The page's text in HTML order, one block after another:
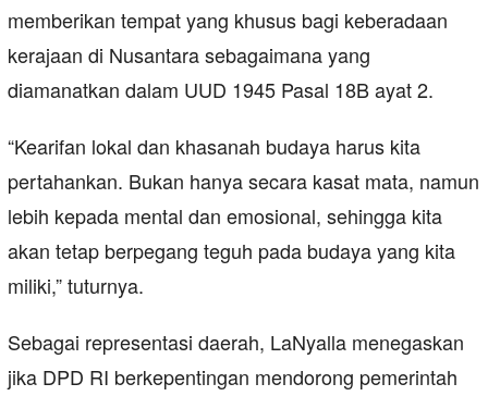
memberikan tempat yang khusus bagi keberadaan
kerajaan di Nusantara sebagaimana yang
diamanatkan dalam UUD 1945 Pasal 18B ayat 2.
“Kearifan lokal dan khasanah budaya harus kita
pertahankan. Bukan hanya secara kasat mata, namun
lebih kepada mental dan emosional, sehingga kita
akan tetap berpegang teguh pada budaya yang kita
miliki,” tuturnya.
Sebagai representasi daerah, LaNyalla menegaskan
jika DPD RI berkepentingan mendorong pemerintah